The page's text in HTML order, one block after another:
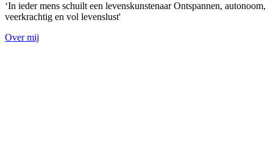
‘In ieder mens schuilt een levenskunstenaar Ontspannen, autonoom,
veerkrachtig en vol levenslust'
Over mij